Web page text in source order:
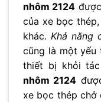
nhôm 2124
của xe bọc
khác.Khả năng
cũng là một yếu
thiết bị khỏi
nhôm 2124
xe bọc thép chở